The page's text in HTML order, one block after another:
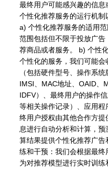
最终用户可能感兴趣的信
个性化推荐服务的运行机制
a) 个性化推荐服务的适用
范围包括但不限于投放广
荐商品或者服务。 b) 个性
个性化的服务，我们可能
（包括硬件型号、操作系
IMSI、MAC地址、OAID、
IDFV）、最终用户的操作
等相关操作记录）、应用
终用户授权由其他合作方
息进行自动分析和计算，
算结果提供个性化推荐广告
练和干预：我们会根据最
为对推荐模型进行实时训